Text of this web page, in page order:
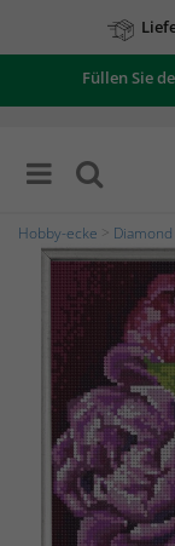
Füllen Sie
Hobby-ecke